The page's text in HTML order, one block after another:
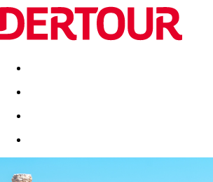
Destinatii Vacanta perfecta